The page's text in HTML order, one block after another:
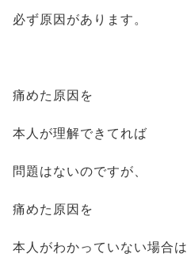
必ず原因があります。
痛めた原因を
本人が理解できてれば
問題はないのですが、
痛めた原因を
本人がわかっていない場合は